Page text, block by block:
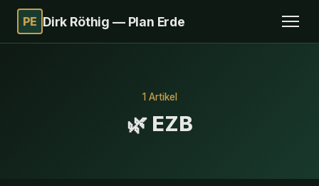
PE Dirk Röthig — Plan Erde
1 Artikel
🌿 EZB